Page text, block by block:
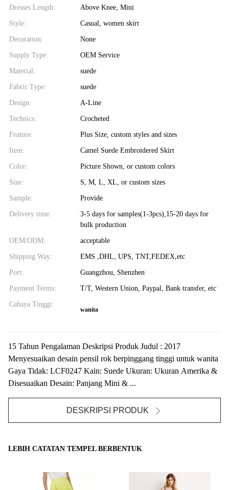
Dresses Length: Above Knee, Mini
Style: Casual, women skirt
Decoration: None
Supply Type: OEM Service
Material: suede
Fabric Type: suede
Design: A-Line
Technics: Crocheted
Feature: Plus Size, custom styles and sizes
Item: Camel Suede Embroidered Skirt
Color: Picture Shown, or custom colors
Size: S, M, L, XL, or custom sizes
Sample: Provide
Delivery time:
3-5 days for samples(1-3pcs),15-20 days for
bulk production
OEM/ODM: acceptable
Shipping Way: EMS ,DHL, UPS, TNT,FEDEX,etc
Port: Guangzhou, Shenzhen
Payment Terms: T/T, Western Union, Paypal, Bank transfer, etc
Cahaya Tinggi:
wanita
15 Tahun Pengalaman Deskripsi Produk Judul : 2017
Menyesuaikan desain pensil rok berpinggang tinggi untuk wanita
Gaya Tidak: LCF0247 Kain: Suede Ukuran: Ukuran Amerika &
Disesuaikan Desain: Panjang Mini & ...
DESKRIPSI PRODUK
LEBIH CATATAN TEMPEL BERBENTUK